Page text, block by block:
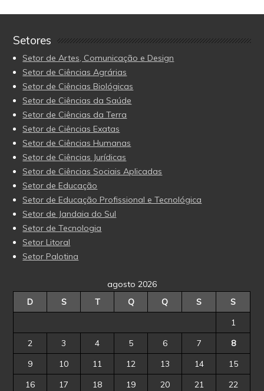
Setores
Setor de Artes, Comunicação e Design
Setor de Ciências Agrárias
Setor de Ciências Biológicas
Setor de Ciências da Saúde
Setor de Ciências da Terra
Setor de Ciências Exatas
Setor de Ciências Humanas
Setor de Ciências Jurídicas
Setor de Ciências Sociais Aplicadas
Setor de Educação
Setor de Educação Profissional e Tecnológica
Setor de Jandaia do Sul
Setor de Tecnologia
Setor Litoral
Setor Palotina
agosto 2026
D
S T Q Q S
S
1
2
3 4 5 6 7
8
9
10 11 12 13 14
15
16
17 18 19 20 21
22